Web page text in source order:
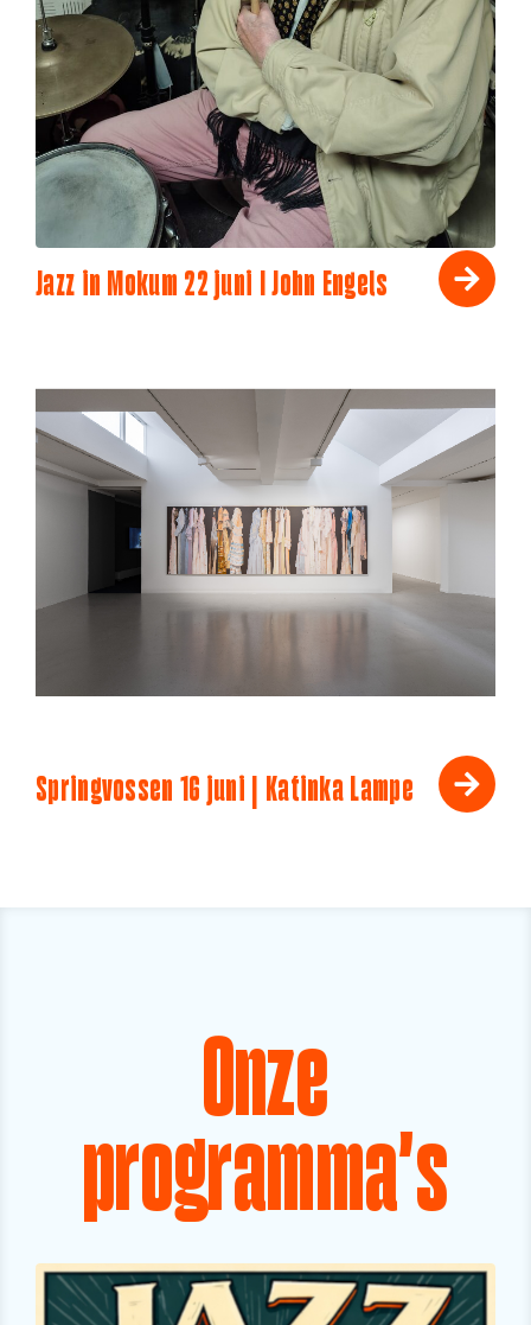
Jazz in Mokum 22 juni I John Engels
Springvossen 16 juni | Katinka Lampe
Onze
programma's